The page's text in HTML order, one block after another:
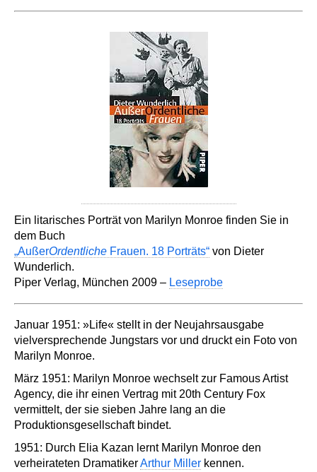
Ein litarisches Porträt von Marilyn Monroe finden Sie in
dem Buch
„AußerOrdentliche Frauen. 18 Porträts“ von Dieter
Wunderlich.
Piper Verlag, München 2009 – Leseprobe
Januar 1951: »Life« stellt in der Neujahrsausgabe
vielversprechende Jungstars vor und druckt ein Foto von
Marilyn Monroe.
März 1951: Marilyn Monroe wechselt zur Famous Artist
Agency, die ihr einen Vertrag mit 20th Century Fox
vermittelt, der sie sieben Jahre lang an die
Produktionsgesellschaft bindet.
1951: Durch Elia Kazan lernt Marilyn Monroe den
verheirateten DramatikerArthur Miller kennen.